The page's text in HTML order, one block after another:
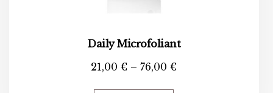
Daily Microfoliant
21,00€ – 76,00€